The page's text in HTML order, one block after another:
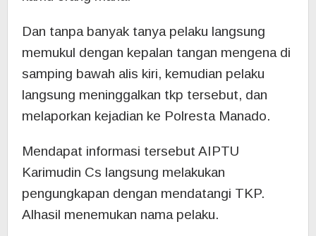
Dan tanpa banyak tanya pelaku langsung
memukul dengan kepalan tangan mengena di
samping bawah alis kiri, kemudian pelaku
langsung meninggalkan tkp tersebut, dan
melaporkan kejadian ke Polresta Manado.
Mendapat informasi tersebut AIPTU
Karimudin Cs langsung melakukan
pengungkapan dengan mendatangi TKP.
Alhasil menemukan nama pelaku.